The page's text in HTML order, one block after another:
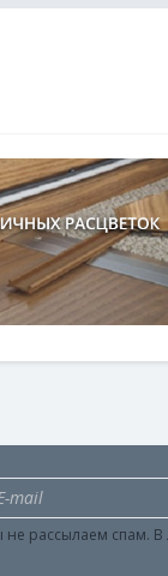
не рассылаем спам. В